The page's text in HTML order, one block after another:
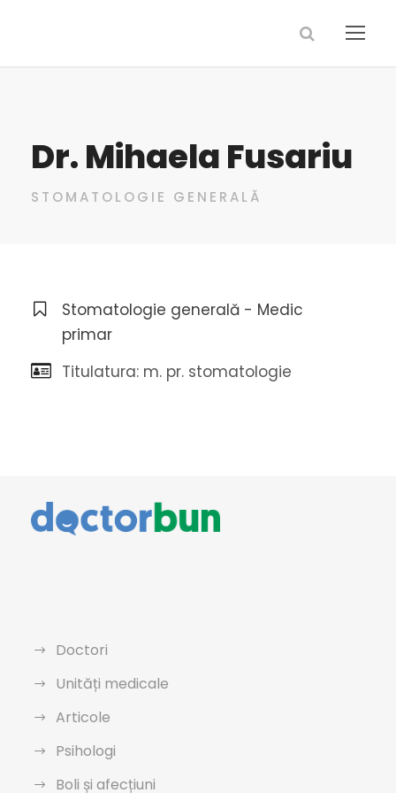
Dr. Mihaela Fusariu
STOMATOLOGIE GENERALĂ
Stomatologie generală - Medic
primar
Titulatura: m. pr. stomatologie
Doctori
Unități medicale
Articole
Psihologi
Boli și afecțiuni